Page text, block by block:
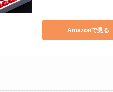
Amazonで見る